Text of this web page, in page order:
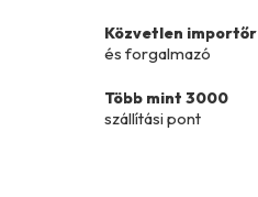
e
i
Közvetlen importőr
és forgalmazó
Több mint 3000
szállítási pont